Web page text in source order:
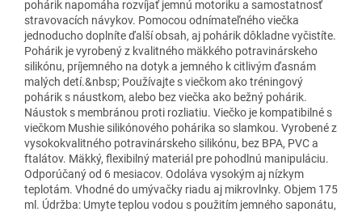
pohárik napomáha rozvíjať jemnú motoriku a samostatnosť
stravovacích návykov. Pomocou odnímateľného viečka
jednoducho doplníte ďalší obsah, aj pohárik dôkladne vyčistíte.
Pohárik je vyrobený z kvalitného mäkkého potravinárskeho
silikónu, príjemného na dotyk a jemného k citlivým ďasnám
malých detí.&nbsp; Používajte s viečkom ako tréningový
pohárik s náustkom, alebo bez viečka ako bežný pohárik.
Náustok s membránou proti rozliatiu. Viečko je kompatibilné s
viečkom Mushie silikónového pohárika so slamkou. Vyrobené z
vysokokvalitného potravinárskeho silikónu, bez BPA, PVC a
ftalátov. Mäkký, flexibilný materiál pre pohodlnú manipuláciu.
Odporúčaný od 6 mesiacov. Odoláva vysokým aj nízkym
teplotám. Vhodné do umývačky riadu aj mikrovlnky. Objem 175
ml. Údržba: Umyte teplou vodou s použitím jemného saponátu,